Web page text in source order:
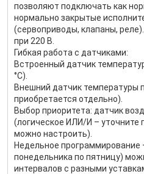
позволяют подключать как
нормально закрытые
(сервоприводы, клапаны,
при 220 В.
Гибкая работа с датчиками:
Встроенный датчик
°C).
Внешний датчик температуры
приобретается отдельно).
Выбор приоритета: датчик
(логическое ИЛИ/И – уточните
можно настроить).
Недельное программирование
понедельника по пятницу)
интервалов с разными